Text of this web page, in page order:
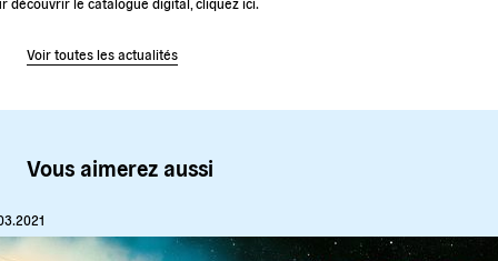
Voir toutes les actualités
Vous aimerez aussi